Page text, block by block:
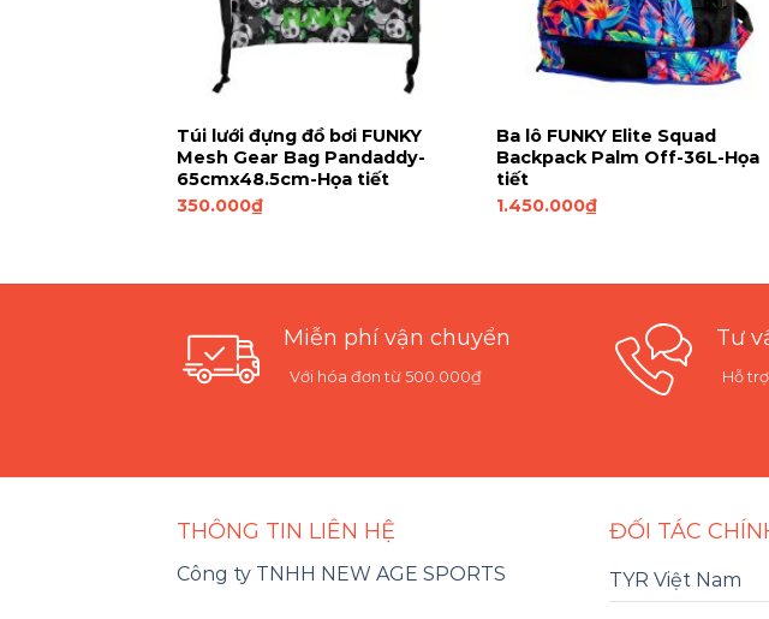
Túi lưới đựng đồ bơi FUNKY
Mesh Gear Bag Pandaddy-
65cmx48.5cm-Họa tiết
350.000₫
Ba lô FUNKY Elite Squad
Backpack Palm Off-36L-Họa
tiết
1.450.000₫
Miễn phí vận chuyển
Với hóa đơn từ 500.000₫
Tư
Hỗ
THÔNG TIN LIÊN HỆ
Công ty TNHH NEW AGE SPORTS
ĐỐI TÁC
TYR Việt Nam